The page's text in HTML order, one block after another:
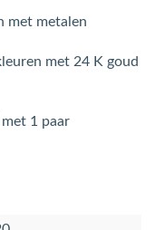
met metalen
met 24 K goud
1 paar